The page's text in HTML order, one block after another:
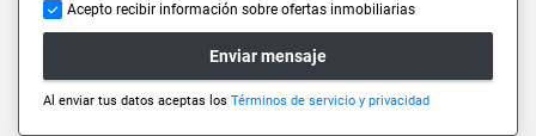
Acepto recibir información sobre ofertas inmobiliarias
Enviar mensaje
Al enviar tus datos aceptas los Términos de servicio y privacidad